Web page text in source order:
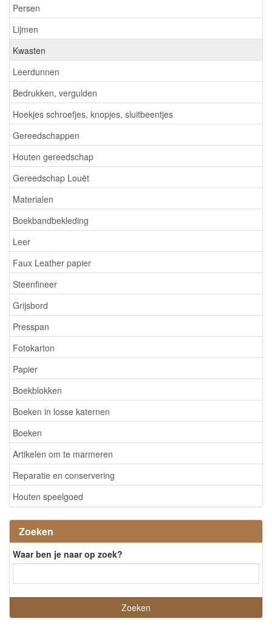
Persen
Lijmen
Kwasten
Leerdunnen
Bedrukken, vergulden
Hoekjes schroefjes, knopjes, sluitbeentjes
Gereedschappen
Houten gereedschap
Gereedschap Louët
Materialen
Boekbandbekleding
Leer
Faux Leather papier
Steenfineer
Grijsbord
Presspan
Fotokarton
Papier
Boekblokken
Boeken in losse katernen
Boeken
Artikelen om te marmeren
Reparatie en conservering
Houten speelgoed
Zoeken
Waar ben je naar op zoek?